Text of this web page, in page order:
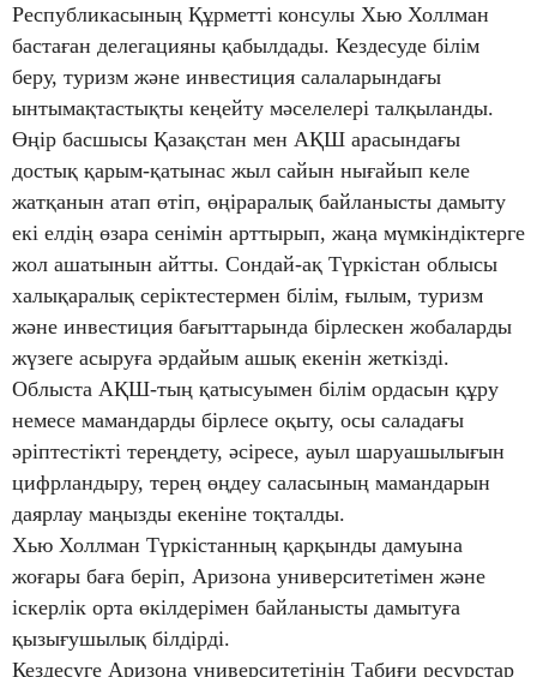
Республикасының Құрметті консулы Хью Холлман
бастаған делегацияны қабылдады. Кездесуде білім
беру, туризм және инвестиция салаларындағы
ынтымақтастықты кеңейту мәселелері талқыланды.
Өңір басшысы Қазақстан мен АҚШ арасындағы
достық қарым-қатынас жыл сайын нығайып келе
жатқанын атап өтіп, өңіраралық байланысты дамыту
екі елдің өзара сенімін арттырып, жаңа мүмкіндіктерге
жол ашатынын айтты. Сондай-ақ Түркістан облысы
халықаралық серіктестермен білім, ғылым, туризм
және инвестиция бағыттарында бірлескен жобаларды
жүзеге асыруға әрдайым ашық екенін жеткізді.
Облыста АҚШ-тың қатысуымен білім ордасын құру
немесе мамандарды бірлесе оқыту, осы саладағы
әріптестікті тереңдету, әсіресе, ауыл шаруашылығын
цифрландыру, терең өңдеу саласының мамандарын
даярлау маңызды екеніне тоқталды.
Хью Холлман Түркістанның қарқынды дамуына
жоғары баға беріп, Аризона университетімен және
іскерлік орта өкілдерімен байланысты дамытуға
қызығушылық білдірді.
Кездесуге Аризона университетінің Табиғи ресурстар